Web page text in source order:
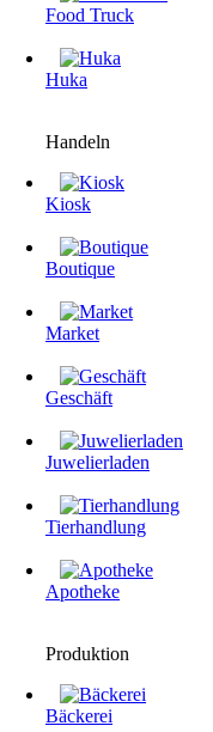
Food Truck
Huka
Handeln
Kiosk
Boutique
Market
Geschäft
Juwelierladen
Tierhandlung
Apotheke
Produktion
Bäckerei